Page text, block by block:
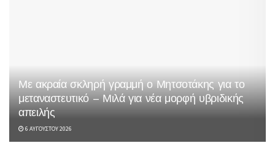
Με ακραία σκληρή γραμμή ο Μητσοτάκης για το
μεταναστευτικό – Μιλά για νέα μορφή υβριδικής
απειλής
6 ΑΥΓΟΎΣΤΟΥ 2026